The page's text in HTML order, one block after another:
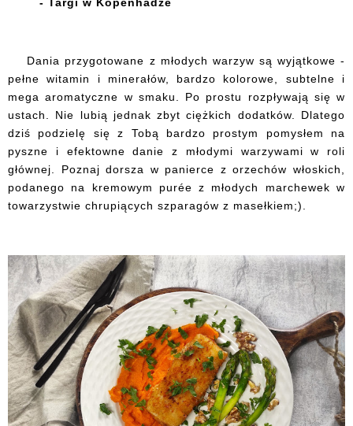
Dania przygotowane z młodych warzyw są wyjątkowe -
pełne witamin i minerałów, bardzo kolorowe, subtelne i
mega aromatyczne w smaku. Po prostu rozpływają się w
ustach. Nie lubią jednak zbyt ciężkich dodatków. Dlatego
dziś podzielę się z Tobą bardzo prostym pomysłem na
pyszne i efektowne danie z młodymi warzywami w roli
głównej. Poznaj dorsza w panierce z orzechów włoskich,
podanego na kremowym purée z młodych marchewek w
towarzystwie chrupiących szparagów z masełkiem;).